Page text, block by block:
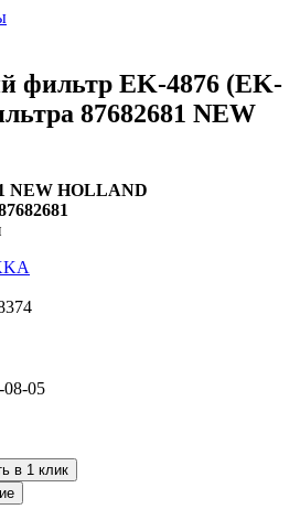
фильтр EK-4876 (EK-
87682681 NEW
NEW HOLLAND
08-05
в 1 клик